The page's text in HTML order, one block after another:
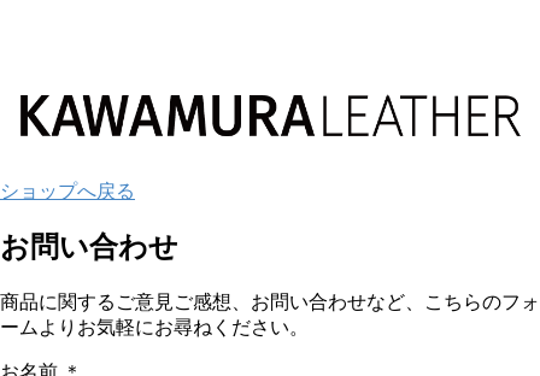
ショップへ戻る
お問い合わせ
商品に関するご意見ご感想、お問い合わせなど、こちらのフォ
ームよりお気軽にお尋ねください。